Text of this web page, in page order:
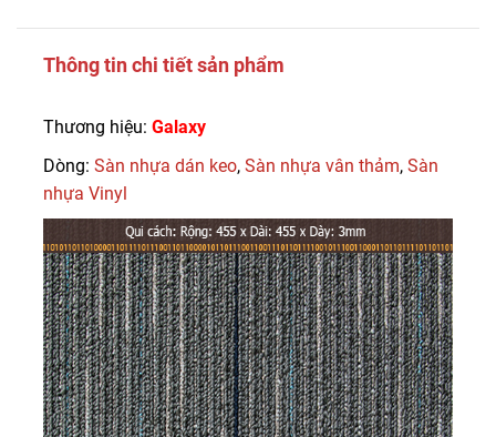
Thông tin chi tiết sản phẩm
Thương hiệu: Galaxy
Dòng: Sàn nhựa dán keo, Sàn nhựa vân thảm, Sàn
nhựa Vinyl